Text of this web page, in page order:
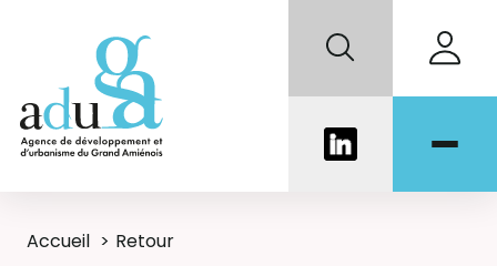
Accueil Retour